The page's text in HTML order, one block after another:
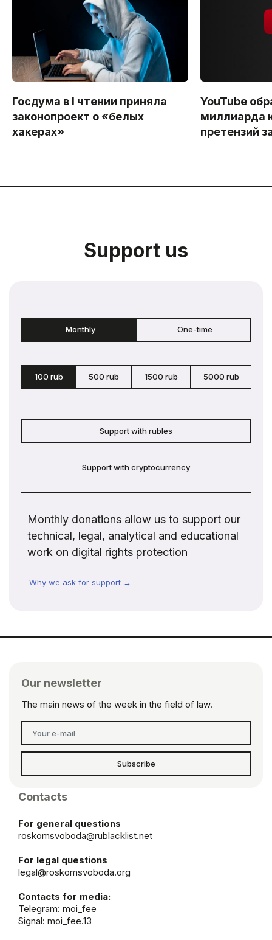
Госдума в I чтении приняла
законопроект о «белых
хакерах»
YouTube
миллиарда
претензий
Support us
Monthly One-time
100 rub 500 rub 1500 rub 5000 rub
Support with rubles
Support with cryptocurrency
Monthly donations allow us to support our
technical, legal, analytical and educational
work on digital rights protection
Why we ask for support →
Our newsletter
The main news of the week in the field of law.
Subscribe
Contacts
For general questions
roskomsvoboda@rublacklist.net
For legal questions
legal@roskomsvoboda.org
Contacts for media:
Telegram: moi_fee
Signal: moi_fee.13